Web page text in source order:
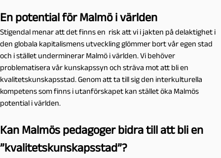
En potential för Malmö i världen
Stigendal menar att det finns en risk att vi i jakten på delaktighet i
den globala kapitalismens utveckling glömmer bort vår egen stad
och i stället underminerar Malmö i världen. Vi behöver
problematisera vår kunskapssyn och sträva mot att bli en
kvalitetskunskapsstad. Genom att ta till sig den interkulturella
kompetens som finns i utanförskapet kan stället öka Malmös
potential i världen.
Kan Malmös pedagoger bidra till att bli en
”kvalitetskunskapsstad”?